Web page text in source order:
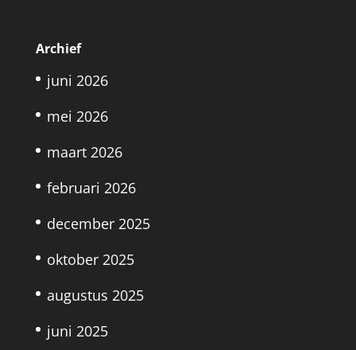
Archief
juni 2026
mei 2026
maart 2026
februari 2026
december 2025
oktober 2025
augustus 2025
juni 2025